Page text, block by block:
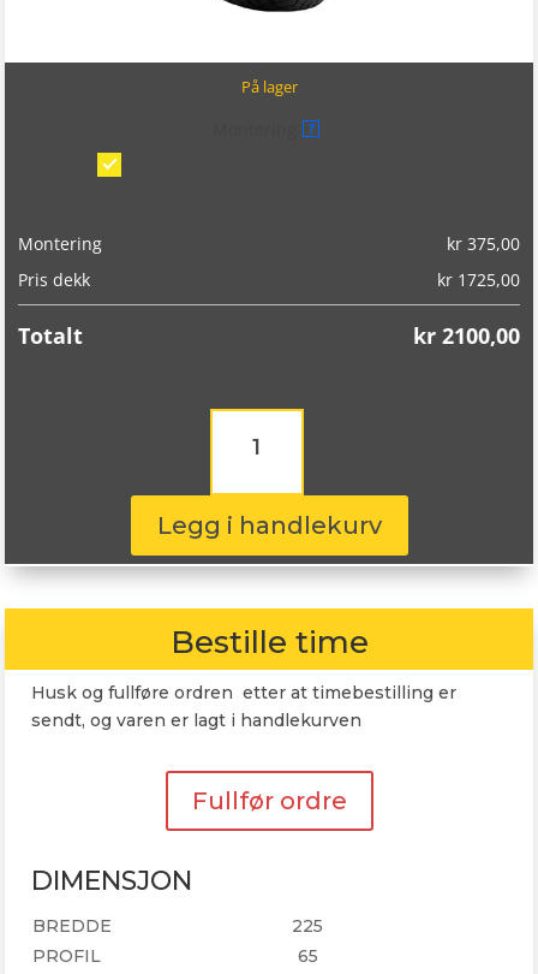
På lager
?
Montering kr375,00
Pris dekk
kr1725,00
Totalt kr2100,00
Landsail
Snow
225/65R17
107T
antall
Legg i handlekurv
Bestille time
Husk og fullføre ordren etter at timebestilling er
sendt, og varen er lagt i handlekurven
Fullfør ordre
DIMENSJON
BREDDE
225
PROFIL
65